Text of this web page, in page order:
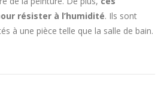
résister à l’humidité. Ils sont
à une pièce telle que la salle de bain.